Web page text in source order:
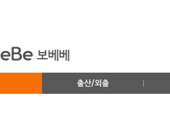
출산/외출